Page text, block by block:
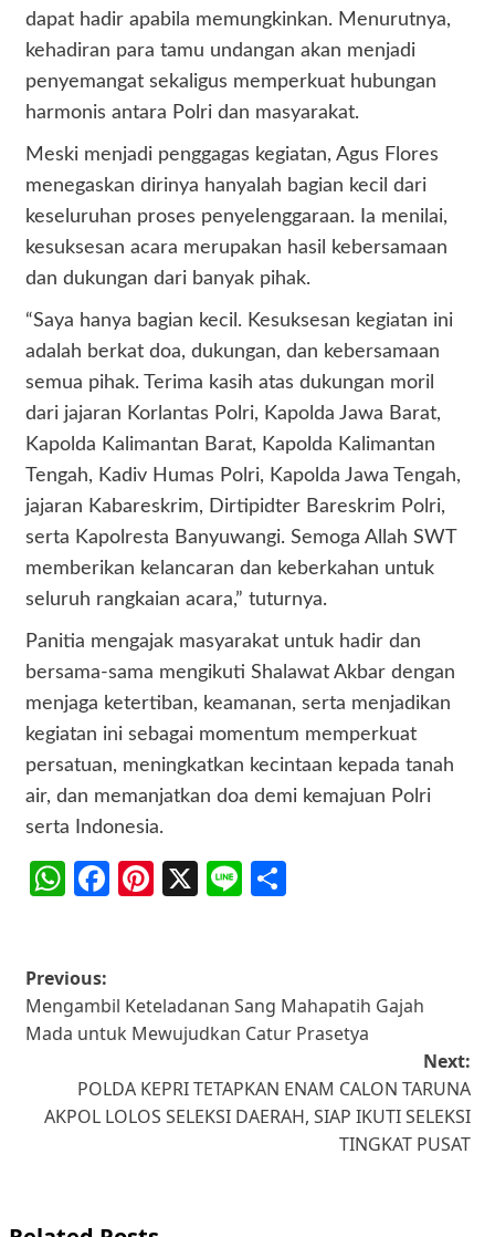
dapat hadir apabila memungkinkan. Menurutnya,
kehadiran para tamu undangan akan menjadi
penyemangat sekaligus memperkuat hubungan
harmonis antara Polri dan masyarakat.
Meski menjadi penggagas kegiatan, Agus Flores
menegaskan dirinya hanyalah bagian kecil dari
keseluruhan proses penyelenggaraan. Ia menilai,
kesuksesan acara merupakan hasil kebersamaan
dan dukungan dari banyak pihak.
“Saya hanya bagian kecil. Kesuksesan kegiatan ini
adalah berkat doa, dukungan, dan kebersamaan
semua pihak. Terima kasih atas dukungan moril
dari jajaran Korlantas Polri, Kapolda Jawa Barat,
Kapolda Kalimantan Barat, Kapolda Kalimantan
Tengah, Kadiv Humas Polri, Kapolda Jawa Tengah,
jajaran Kabareskrim, Dirtipidter Bareskrim Polri,
serta Kapolresta Banyuwangi. Semoga Allah SWT
memberikan kelancaran dan keberkahan untuk
seluruh rangkaian acara,” tuturnya.
Panitia mengajak masyarakat untuk hadir dan
bersama-sama mengikuti Shalawat Akbar dengan
menjaga ketertiban, keamanan, serta menjadikan
kegiatan ini sebagai momentum memperkuat
persatuan, meningkatkan kecintaan kepada tanah
air, dan memanjatkan doa demi kemajuan Polri
serta Indonesia.
WhatsApp
Facebook
Pinterest
X Line
Post
navigation
Previous:
Mengambil Keteladanan Sang Mahapatih Gajah
Mada untuk Mewujudkan Catur Prasetya
Next:
POLDA KEPRI TETAPKAN ENAM CALON TARUNA
AKPOL LOLOS SELEKSI DAERAH, SIAP IKUTI SELEKSI
TINGKAT PUSAT